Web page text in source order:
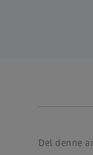
Del denne